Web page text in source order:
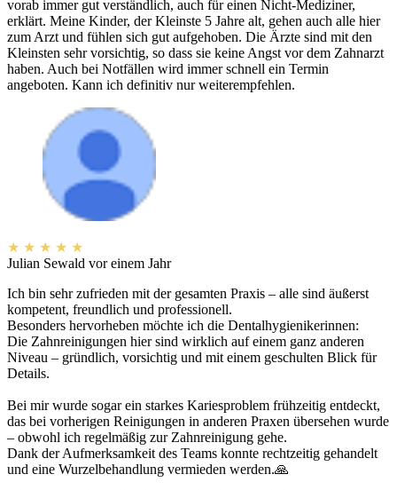
vorab immer gut verständlich, auch für einen Nicht-Mediziner,
erklärt. Meine Kinder, der Kleinste 5 Jahre alt, gehen auch alle hier
zum Arzt und fühlen sich gut aufgehoben. Die Ärzte sind mit den
Kleinsten sehr vorsichtig, so dass sie keine Angst vor dem Zahnarzt
haben. Auch bei Notfällen wird immer schnell ein Termin
angeboten. Kann ich definitiv nur weiterempfehlen.
★ ★ ★ ★ ★
Julian Sewald vor einem Jahr
Ich bin sehr zufrieden mit der gesamten Praxis – alle sind äußerst
kompetent, freundlich und professionell.
Besonders hervorheben möchte ich die Dentalhygienikerinnen:
Die Zahnreinigungen hier sind wirklich auf einem ganz anderen
Niveau – gründlich, vorsichtig und mit einem geschulten Blick für
Details.
Bei mir wurde sogar ein starkes Kariesproblem frühzeitig entdeckt,
das bei vorherigen Reinigungen in anderen Praxen übersehen wurde
– obwohl ich regelmäßig zur Zahnreinigung gehe.
Dank der Aufmerksamkeit des Teams konnte rechtzeitig gehandelt
und eine Wurzelbehandlung vermieden werden.🙏